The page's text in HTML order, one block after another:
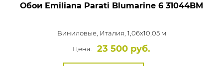
Обои Emiliana Parati Blumarine 6 31044BM
Виниловые, Италия, 1,06x10,05 м
Цена:
23 500 руб.